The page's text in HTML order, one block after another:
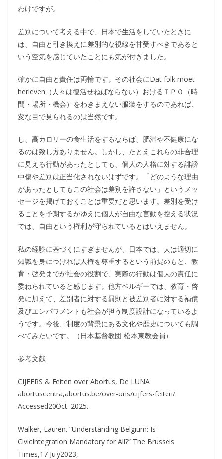
わけですが。
差別について考える中で、日本で生活をしていたときに
は、自由と引き換えに差別的な視線を甘受すべきであると
いう空気を感じていたことにも気が付きました。
確かに自由と責任は両輪です。その社会にDat folk moet
herleven（人々は復活せねばならない）おけるＴＰＯ（時
間・場所・機会）をわきまえない服装をするのであれば、
変な目で見られるのは当然です。
し、高カロリーの食生活をするならば、肥満や不健康にな
るのは致し方ありません。しかし、たとえこれらの非合理
に見える行動があったとしても、個人の人格に対する誹謗
中傷や差別は正当化されないはずです。「どのような理由
があったとしてもこの社会は差別を許さない」というメッ
セージを掲げておくことは重要だと思います。差別を受け
ることを予期するがゆえに個人が自由な言動を控える状況
では、自由という権利が守られているとはいえません。
私の経験に基づくにすぎませんが、日本では、人は適切に
知識を身につければ人権を尊重するという前提のもと、教
育・啓発までが社会の役割で、実際の行動は個人の責任に
委ねられていると感じます。他方ベルギーでは、教育・啓
発に加えて、差別者に対する罰則と被差別者に対する補償
及びエンパワメントも社会が担う制度設計になっているよ
うです。今後、制度の背景にある文化や歴史についても調
べてみたいです。（日本基督教団 松本東教会員）
参考文献
CIJFERS & Feiten over Abortus, De LUNA
abortuscentra,abortus.be/over-ons/cijfers-feiten/.
Accessed20Oct. 2025.
Walker, Lauren. “Understanding Belgium: Is
CivicIntegration Mandatory for All?” The Brussels
Times,17 July2023,